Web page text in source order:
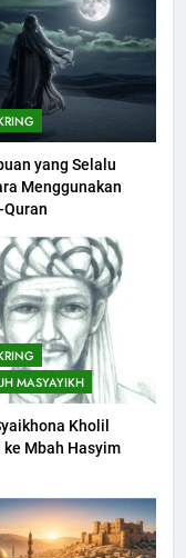
yang Selalu
Menggunakan
MASYAYIKH
Kholil
ke Mbah Hasyim
di Rumah
Sejarah
Jiwa
: Supaya Amal
Bersejarah